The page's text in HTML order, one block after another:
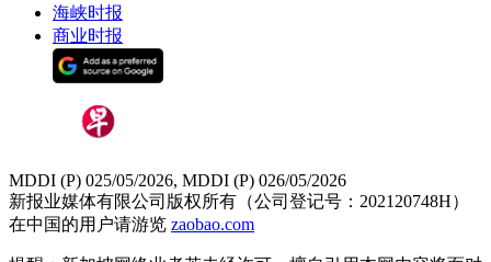
海峡时报
商业时报
MDDI (P) 025/05/2026, MDDI (P) 026/05/2026
新报业媒体有限公司版权所有（公司登记号：202120748H）
在中国的用户请游览 zaobao.com